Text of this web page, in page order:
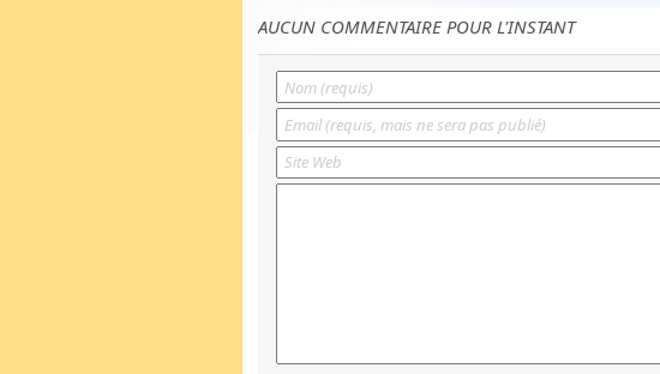
AUCUN COMMENTAIRE POUR L'INSTANT